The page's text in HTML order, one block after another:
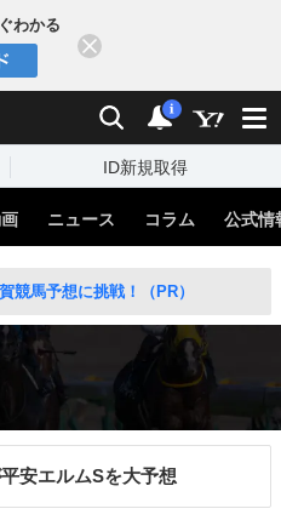
わかる
検索 通知
i
ID新規取得
ニュース コラム 公式情
競馬予想に挑戦！（PR）
安エルムSを大予想